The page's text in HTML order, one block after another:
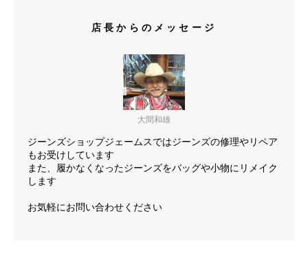
店長からのメッセージ
大間和雄
ジーンズショップジェームスではジーンズの修理やリペア
もお受けしています
また、履かなくなったジーンズをバッグや小物にリメイク
します
お気軽にお問い合わせください